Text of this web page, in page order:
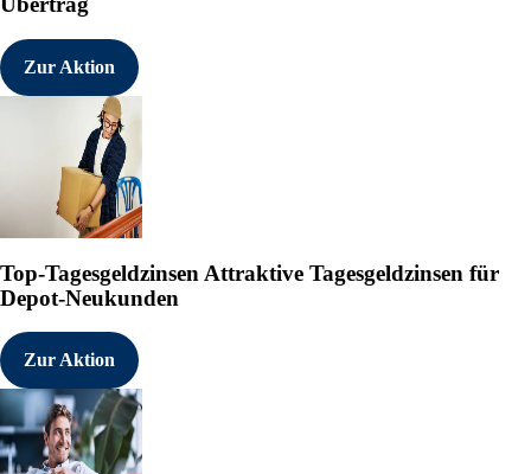
Zur Aktion
Top-Tagesgeldzinsen Attraktive Tagesgeldzinsen für
Depot-Neukunden
Zur Aktion